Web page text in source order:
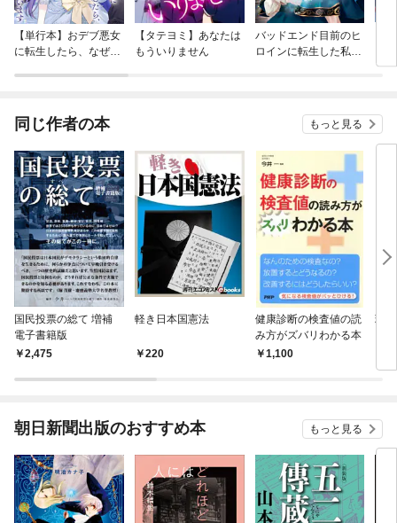
【単行本】おデブ悪女
に転生したら、なぜか
【タテヨミ】あなたは
もういりません
バッドエンド目前のヒ
ロインに転生した私、
同じ作者の本 もっと見る
国民投票の総て 増補
電子書籍版
2,475
軽き日本国憲法
220
健康診断の検査値の読
み方がズバリわかる本
1,100
現
朝日新聞出版のおすすめ本 もっと見る